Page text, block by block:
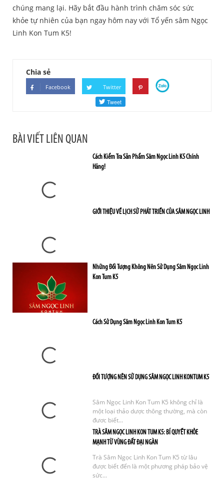
chúng mang lại. Hãy bắt đầu hành trình chăm sóc sức
khỏe tự nhiên của bạn ngay hôm nay với Tổ yến sâm Ngọc
Linh Kon Tum K5!
Chia sẻ
Facebook Twitter
BÀI VIẾT LIÊN QUAN
Cách Kiểm Tra Sản Phẩm Sâm Ngọc Linh K5 Chính
Hãng!
GIỚI THIỆU VỀ LỊCH SỬ PHÁT TRIỂN CỦA SÂM NGỌC LINH
Những Đối Tượng Không Nên Sử Dụng Sâm Ngọc Linh
Kon Tum K5
Cách Sử Dụng Sâm Ngọc Linh Kon Tum K5
ĐỐI TƯỢNG NÊN SỬ DỤNG SÂM NGỌC LINH KONTUM K5
Sâm Ngọc Linh Kon Tum K5 không chỉ là
một loại thảo dược thông thường, mà còn
được biết...
TRÀ SÂM NGỌC LINH KON TUM K5: BÍ QUYẾT KHỎE
MẠNH TỪ VÙNG ĐẤT ĐẠI NGÀN
Trà Sâm Ngọc Linh Kon Tum K5 từ lâu
được biết đến là một phương pháp bảo vệ
sức...